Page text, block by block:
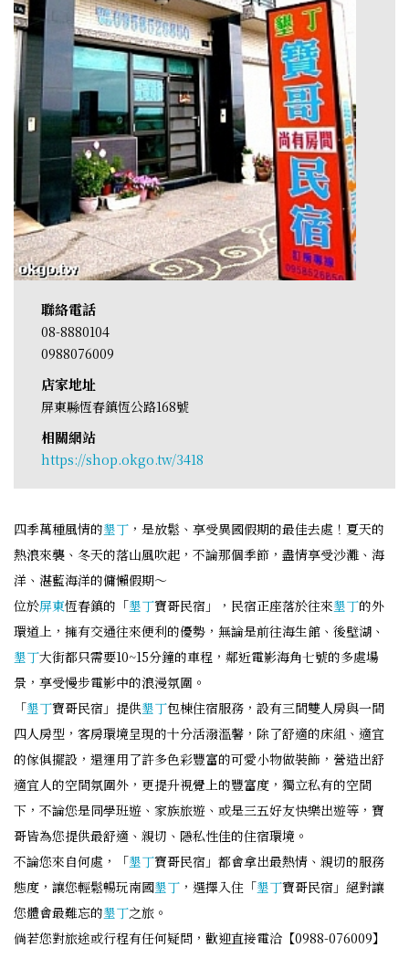
聯絡電話
08-8880104
0988076009
店家地址
屏東縣恆春鎮恆公路168號
相關網站
https://shop.okgo.tw/3418
四季萬種風情的墾丁 ，是放鬆、享受異國假期的最佳去處！夏天的
熱浪來襲、冬天的落山風吹起，不論那個季節，盡情享受沙灘、海
洋、湛藍海洋的傭懶假期～
位於屏東恆春鎮的「墾丁寶哥民宿」，民宿正座落於往來墾丁的外
環道上，擁有交通往來便利的優勢，無論是前往海生館、後壁湖、
墾丁大街都只需要10~15分鐘的車程，鄰近電影海角七號的多處場
景，享受慢步電影中的浪漫氛圍。
「墾丁寶哥民宿」提供墾丁包棟住宿服務，設有三間雙人房與一間
四人房型，客房環境呈現的十分活潑溫馨，除了舒適的床組、適宜
的傢俱擺設，還運用了許多色彩豐富的可愛小物做裝飾，營造出舒
適宜人的空間氛圍外，更提升視覺上的豐富度，獨立私有的空間
下，不論您是同學班遊、家族旅遊、或是三五好友快樂出遊等，寶
哥皆為您提供最舒適、親切、隱私性佳的住宿環境。
不論您來自何處，「墾丁寶哥民宿」都會拿出最熱情、親切的服務
態度，讓您輕鬆暢玩南國墾丁 ，選擇入住「墾丁寶哥民宿」絕對讓
您體會最難忘的墾丁之旅。
倘若您對旅途或行程有任何疑問，歡迎直接電洽【0988-076009】